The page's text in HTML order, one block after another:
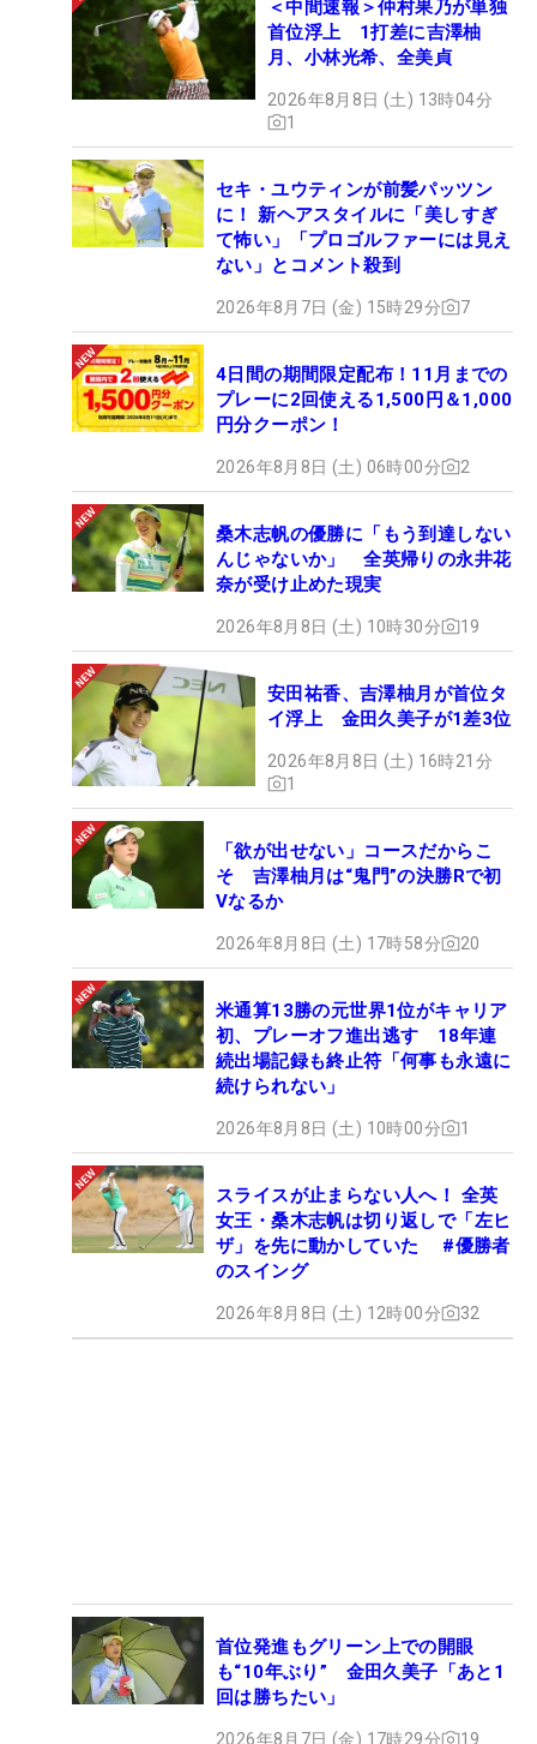
＜中間速報＞仲村果乃が単独
首位浮上 1打差に吉澤柚
月、小林光希、全美貞
2026年8月8日 (土) 13時04分
1
セキ・ユウティンが前髪パッツン
に！ 新ヘアスタイルに「美しすぎ
て怖い」「プロゴルファーには見え
ない」とコメント殺到
2026年8月7日 (金) 15時29分 7
4日間の期間限定配布！11月までの
プレーに2回使える1,500円＆1,000
円分クーポン！
2026年8月8日 (土) 06時00分 2
桑木志帆の優勝に「もう到達しない
んじゃないか」 全英帰りの永井花
奈が受け止めた現実
2026年8月8日 (土) 10時30分 19
安田祐香、吉澤柚月が首位タ
イ浮上 金田久美子が1差3位
2026年8月8日 (土) 16時21分
1
「欲が出せない」コースだからこ
そ 吉澤柚月は“鬼門”の決勝Rで初
Vなるか
2026年8月8日 (土) 17時58分 20
米通算13勝の元世界1位がキャリア
初、プレーオフ進出逃す 18年連
続出場記録も終止符「何事も永遠に
続けられない」
2026年8月8日 (土) 10時00分 1
スライスが止まらない人へ！ 全英
女王・桑木志帆は切り返しで「左ヒ
ザ」を先に動かしていた #優勝者
のスイング
2026年8月8日 (土) 12時00分 32
首位発進もグリーン上での開眼
も“10年ぶり” 金田久美子「あと1
回は勝ちたい」
2026年8月7日 (金) 17時29分 19